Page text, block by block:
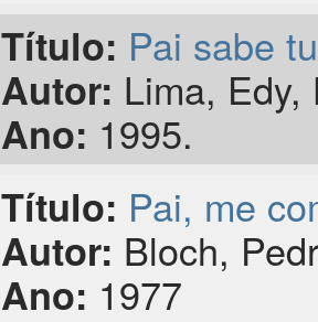
Título: Pai sabe
Autor: Lima,
Ano: 1995.
Título: Pai, me
Autor: Bloch,
Ano: 1977